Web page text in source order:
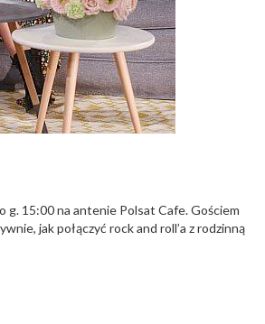
g. 15:00 na antenie Polsat Cafe. Gościem
jak połączyć rock and roll’a z rodzinną